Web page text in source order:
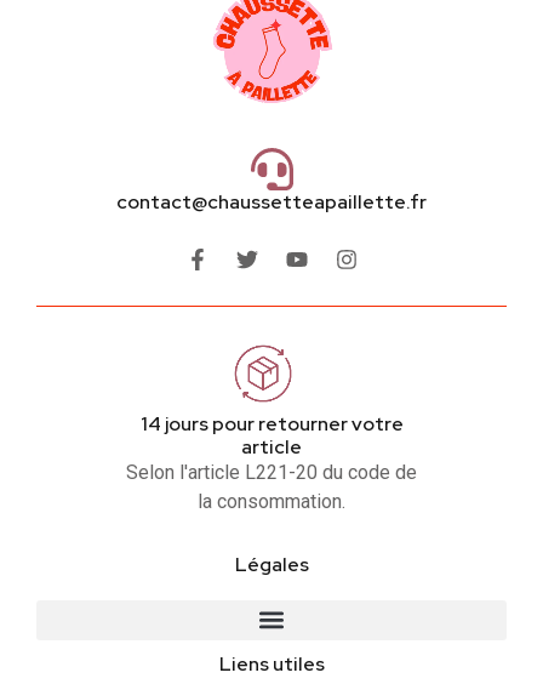
contact@chaussetteapaillette.fr
14 jours pour retourner votre
article
Selon l'article L221-20 du code de
la consommation.
Légales
Liens utiles